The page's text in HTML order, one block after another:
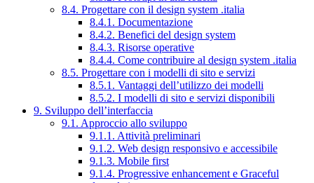
8.4. Progettare con il design system .italia
8.4.1. Documentazione
8.4.2. Benefici del design system
8.4.3. Risorse operative
8.4.4. Come contribuire al design system .italia
8.5. Progettare con i modelli di sito e servizi
8.5.1. Vantaggi dell’utilizzo dei modelli
8.5.2. I modelli di sito e servizi disponibili
9. Sviluppo dell’interfaccia
9.1. Approccio allo sviluppo
9.1.1. Attività preliminari
9.1.2. Web design responsivo e accessibile
9.1.3. Mobile first
9.1.4. Progressive enhancement e Graceful